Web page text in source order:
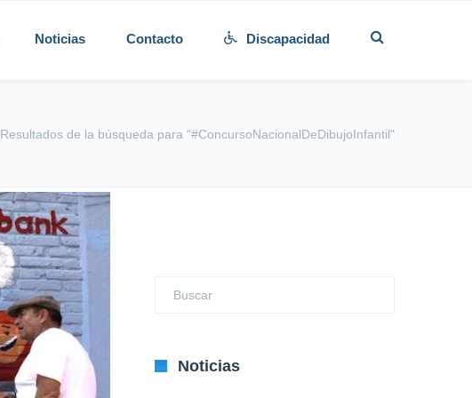
Noticias Contacto Discapacidad
Resultados de la búsqueda para "#ConcursoNacionalDeDibujoInfantil"
Noticias